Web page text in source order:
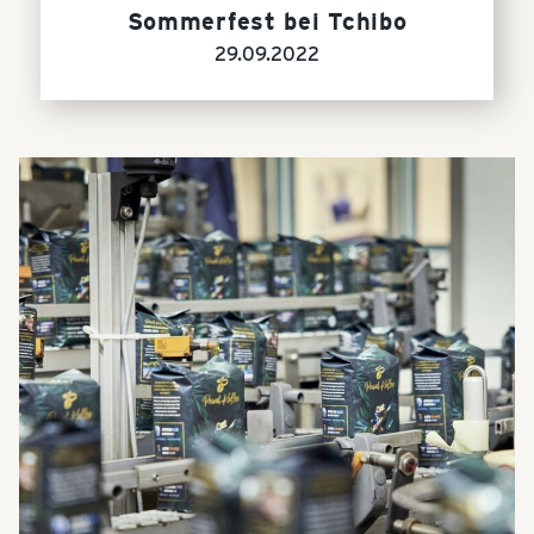
Sommerfest bei Tchibo
29.09.2022